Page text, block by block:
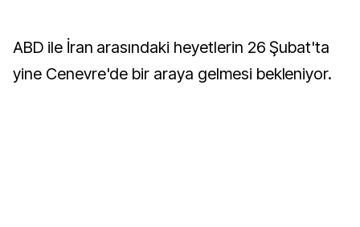
ABD ile İran arasındaki heyetlerin 26 Şubat'ta
yine Cenevre'de bir araya gelmesi bekleniyor.